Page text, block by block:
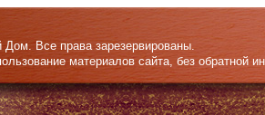
Дом. Все права зарезервированы.
материалов сайта, без обратной